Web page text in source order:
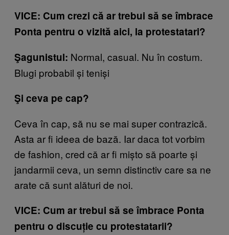
VICE: Cum crezi că ar trebui să se îmbrace
Ponta pentru o vizită aici, la protestatari?
Şagunistul: Normal, casual. Nu în costum.
Blugi probabil și teniși
Şi ceva pe cap?
Ceva în cap, să nu se mai super contrazică.
Asta ar fi ideea de bază. Iar daca tot vorbim
de fashion, cred că ar fi mișto să poarte și
jandarmii ceva, un semn distinctiv care sa ne
arate că sunt alături de noi.
VICE: Cum ar trebui să se îmbrace Ponta
pentru o discuție cu protestatarii?